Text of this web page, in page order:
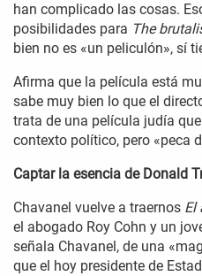
han complicado las cosas.
posibilidades para The
bien no es «un peliculón», sí
Afirma que la película está
sabe muy bien lo que el
trata de una película judía
contexto político, pero «peca
Captar la esencia de Donald
Chavanel vuelve a traernos El
el abogado Roy Cohn y un
señala Chavanel, de una
que el hoy presidente de